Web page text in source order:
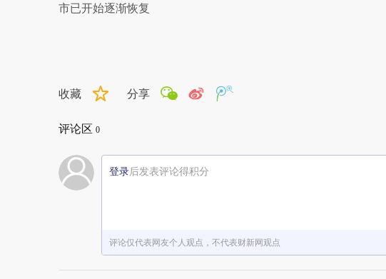
市已开始逐渐恢复
收藏 分享
评论区 0
登录后发表评论得积分
评论仅代表网友个人观点，不代表财新网观点